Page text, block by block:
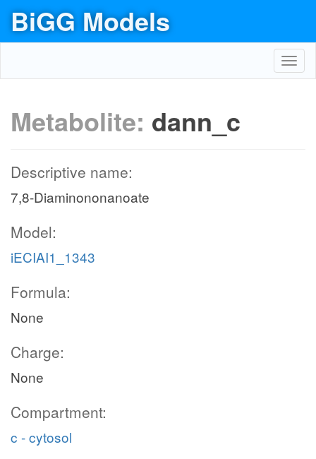
BiGG Models
Metabolite: dann_c
Descriptive name:
7,8-Diaminononanoate
Model:
iECIAI1_1343
Formula:
None
Charge:
None
Compartment:
c - cytosol